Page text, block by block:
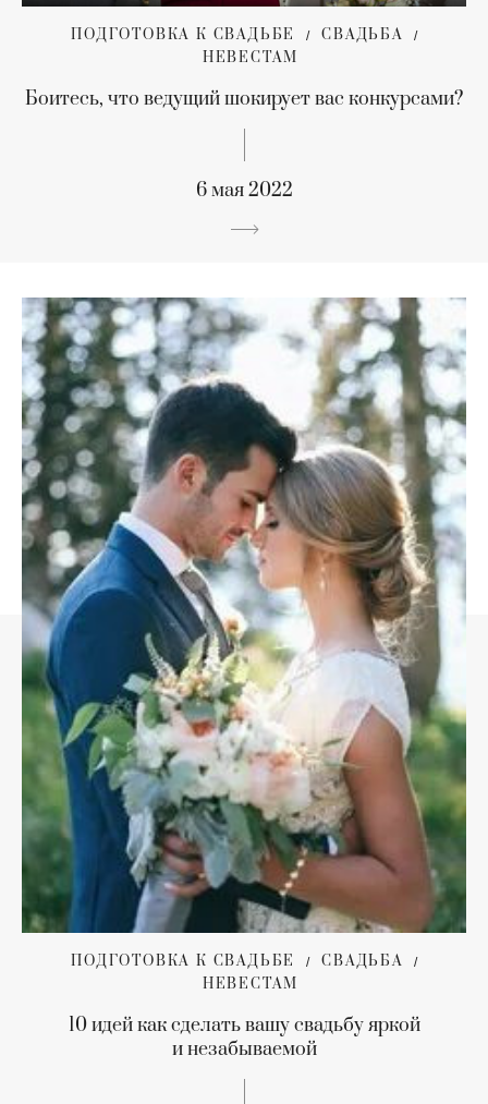
ПОДГОТОВКА К СВАДЬБЕ
СВАДЬБА
НЕВЕСТАМ
Боитесь, что ведущий шокирует вас конкурсами?
6 мая 2022
ПОДГОТОВКА К СВАДЬБЕ
СВАДЬБА
НЕВЕСТАМ
10 идей как сделать вашу свадьбу яркой
и незабываемой